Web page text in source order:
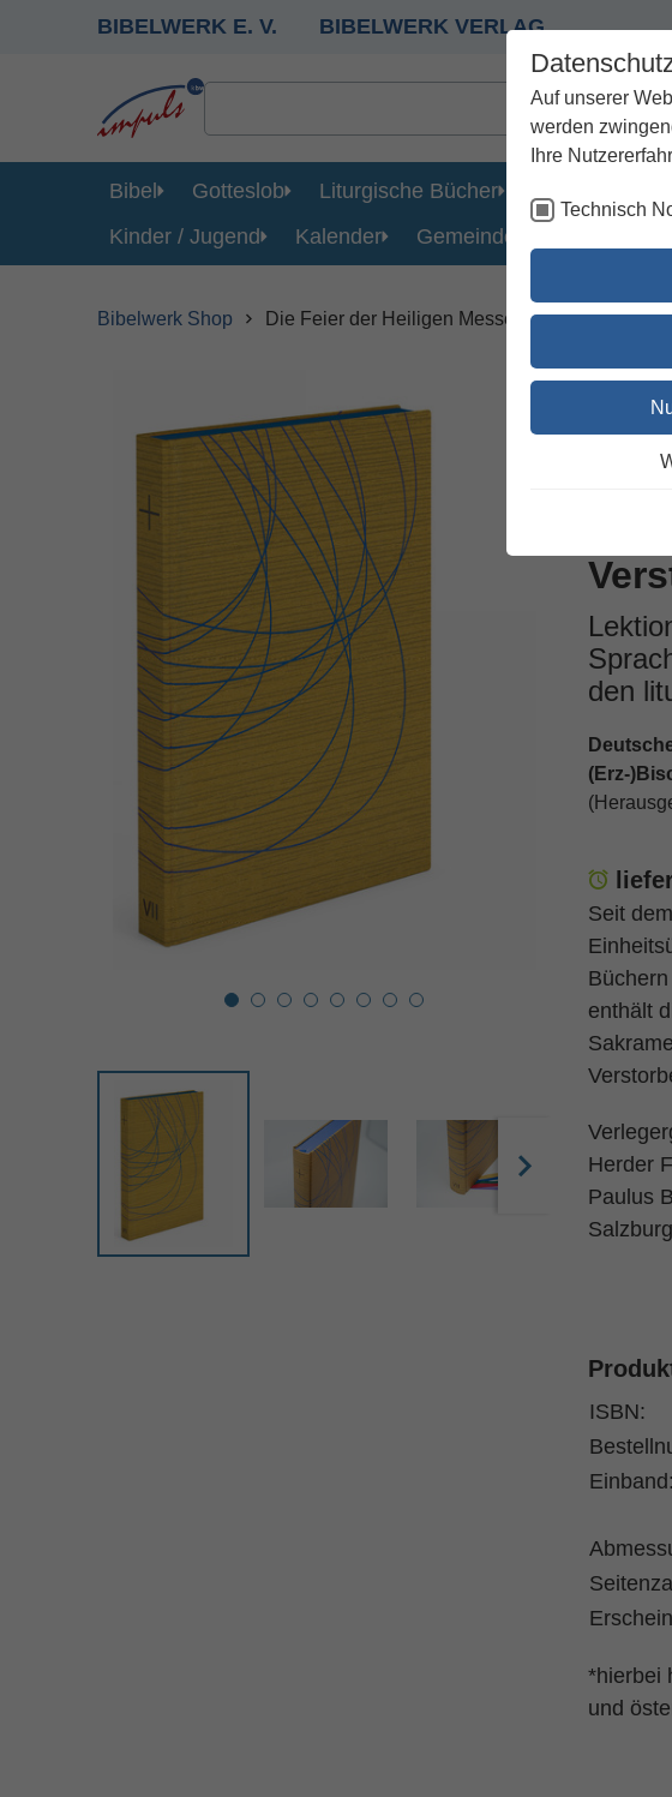
Auf unserer
werden
Ihre
Technisch
BIBELWERK E. V. BIBELWERK VERLAG
Bibel Gotteslob Liturgische Bücher
Kinder / Jugend
Kalender Gemeinde
Bibelwerk Shop Die Feier der Heiligen Messe Lektionar Band
Die
den
(Erz-
Seit
enthält
Herder
Paulus
ISBN:
Einband:
*hierbei
und